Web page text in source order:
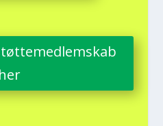
her